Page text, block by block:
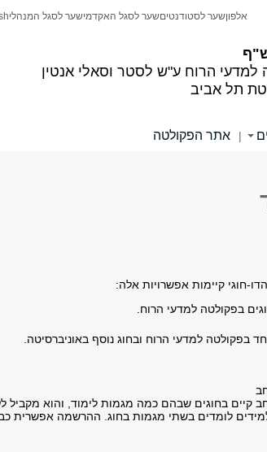
למדעי הרוח ע"ש לסטר וסאלי אנטין
תל אביב
אלפוןשער לסטודנטיםשער לסגל האקדמישער לסגל המנהלי
| אתר הפקולטה
חוגי קיימות אפשרויות אלה:
בפקולטה למדעי הרוח.
בפקולטה למדעי הרוח ובחוג נוסף באוניברסיטה.
קיים בחוגים שבהם כמה מגמות לימוד, והוא מקביל
לומדים בשתי מגמות בחוג. ההרשמה אפשרית